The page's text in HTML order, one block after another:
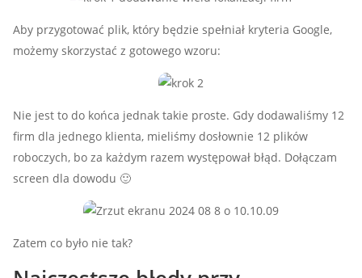
Aby przygotować plik, który będzie spełniał kryteria Google,
możemy skorzystać z gotowego wzoru:
Nie jest to do końca jednak takie proste. Gdy dodawaliśmy 12
firm dla jednego klienta, mieliśmy dosłownie 12 plików
roboczych, bo za każdym razem występował błąd. Dołączam
screen dla dowodu 🙂
Zatem co było nie tak?